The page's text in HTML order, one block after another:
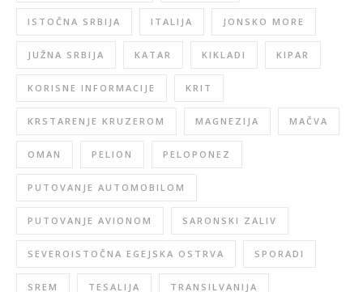
ISTOČNA SRBIJA ITALIJA JONSKO MORE
JUŽNA SRBIJA KATAR KIKLADI KIPAR
KORISNE INFORMACIJE KRIT
KRSTARENJE KRUZEROM MAGNEZIJA MAČVA
OMAN PELION PELOPONEZ
PUTOVANJE AUTOMOBILOM
PUTOVANJE AVIONOM SARONSKI ZALIV
SEVEROISTOČNA EGEJSKA OSTRVA SPORADI
SREM TESALIJA TRANSILVANIJA